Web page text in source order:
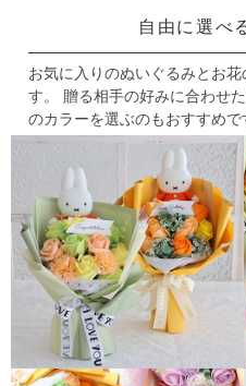
自由に選べ
お気に入りのぬいぐるみとお
す。
贈る相手の好みに合わせ
のカラーを選ぶのもおすすめで